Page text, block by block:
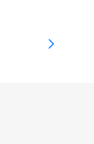
durante o
de